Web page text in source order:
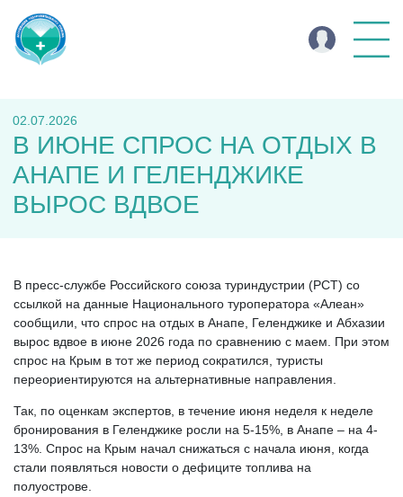
02.07.2026
В ИЮНЕ СПРОС НА ОТДЫХ В
АНАПЕ И ГЕЛЕНДЖИКЕ
ВЫРОС ВДВОЕ
В пресс-службе Российского союза туриндустрии (РСТ) со
ссылкой на данные Национального туроператора «Алеан»
сообщили, что спрос на отдых в Анапе, Геленджике и Абхазии
вырос вдвое в июне 2026 года по сравнению с маем. При этом
спрос на Крым в тот же период сократился, туристы
переориентируются на альтернативные направления.
Так, по оценкам экспертов, в течение июня неделя к неделе
бронирования в Геленджике росли на 5-15%, в Анапе – на 4-
13%. Спрос на Крым начал снижаться с начала июня, когда
стали появляться новости о дефиците топлива на
полуострове.